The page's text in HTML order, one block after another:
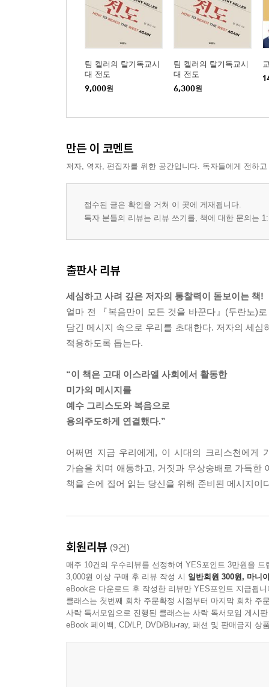
팀 켈러의 탈기독교시
대 전도
9,000원
팀 켈러의 탈기독교시
대 전도
6,300원
만든 이 코멘트
저자, 역자, 편집자를 위한 공간입니다. 독자들에게 전하
접수된 글은 확인을 거쳐 이 곳에 게재됩니다.
독자 분들의 리뷰는 리뷰 쓰기를, 책에 대한 문의는
출판사 리뷰
세심하고 사려 깊은 저자의 통찰력이 돋보이는 책!
얼마 전 『복음만이 모든 것을 바꾼다』(두란노)
담긴 메시지 속으로 우리를 초대한다. 저자의 세
적용하도록 돕는다.
“이 책은 고대 이스라엘 사회에서 활동한
미가의 메시지를
예수 그리스도와 복음으로
용의주도하게 연결했다.”
어쩌면 지금 우리에게, 이 시대의 크리스천에게
가슴을 치며 애통하고, 거짓과 우상숭배로 가득한
책을 손에 집어 읽는 당신을 위해 준비된 메시지이
회원리뷰 (9건)
매주 10건의 우수리뷰를 선정하여 YES포인트 3만원을 드
3,000원 이상 구매 후 리뷰 작성 시 일반회원 300원, 마니
eBook은 다운로드 후 작성한 리뷰만 YES포인트 지급됩니
클래스는 첫번째 회차 주문확정 시점부터 마지막 회차 주
사락 독서모임으로 진행된 클래스는 사락 독서모임 게시
eBook 페이백, CD/LP, DVD/Blu-ray, 패션 및 판매금지 상